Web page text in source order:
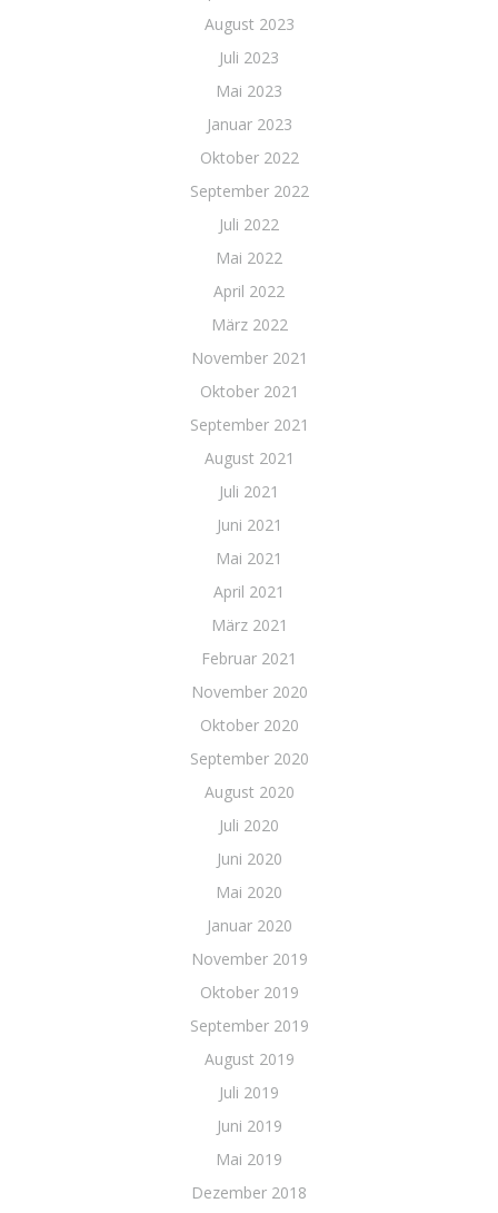
August 2023
Juli 2023
Mai 2023
Januar 2023
Oktober 2022
September 2022
Juli 2022
Mai 2022
April 2022
März 2022
November 2021
Oktober 2021
September 2021
August 2021
Juli 2021
Juni 2021
Mai 2021
April 2021
März 2021
Februar 2021
November 2020
Oktober 2020
September 2020
August 2020
Juli 2020
Juni 2020
Mai 2020
Januar 2020
November 2019
Oktober 2019
September 2019
August 2019
Juli 2019
Juni 2019
Mai 2019
Dezember 2018